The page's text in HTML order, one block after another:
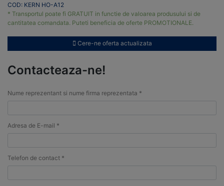
COD: KERN HO-A12
* Transportul poate fi GRATUIT in functie de valoarea produsului si de
cantitatea comandata. Puteti beneficia de oferte PROMOTIONALE.
Cere-ne oferta actualizata
Contacteaza-ne!
Nume reprezentant si nume firma reprezentata *
Adresa de E-mail *
Telefon de contact *